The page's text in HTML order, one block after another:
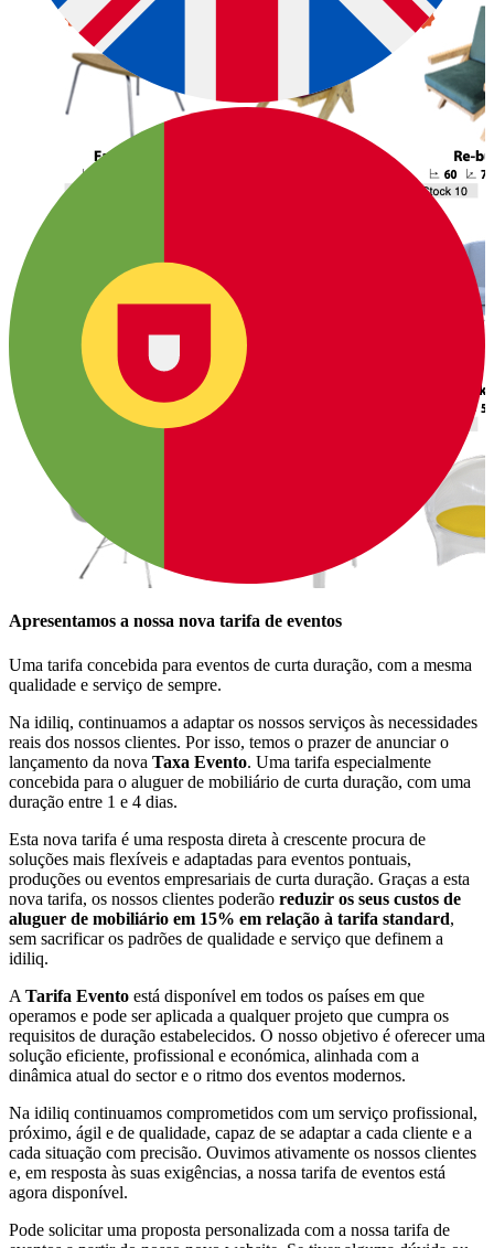
Apresentamos a nossa nova tarifa de eventos
Uma tarifa concebida para eventos de curta duração, com a mesma
qualidade e serviço de sempre.
Na idiliq, continuamos a adaptar os nossos serviços às necessidades
reais dos nossos clientes. Por isso, temos o prazer de anunciar o
lançamento da nova Taxa Evento. Uma tarifa especialmente
concebida para o aluguer de mobiliário de curta duração, com uma
duração entre 1 e 4 dias.
Esta nova tarifa é uma resposta direta à crescente procura de
soluções mais flexíveis e adaptadas para eventos pontuais,
produções ou eventos empresariais de curta duração. Graças a esta
nova tarifa, os nossos clientes poderão reduzir os seus custos de
aluguer de mobiliário em 15% em relação à tarifa standard,
sem sacrificar os padrões de qualidade e serviço que definem a
idiliq.
A Tarifa Evento está disponível em todos os países em que
operamos e pode ser aplicada a qualquer projeto que cumpra os
requisitos de duração estabelecidos. O nosso objetivo é oferecer uma
solução eficiente, profissional e económica, alinhada com a
dinâmica atual do sector e o ritmo dos eventos modernos.
Na idiliq continuamos comprometidos com um serviço profissional,
próximo, ágil e de qualidade, capaz de se adaptar a cada cliente e a
cada situação com precisão. Ouvimos ativamente os nossos clientes
e, em resposta às suas exigências, a nossa tarifa de eventos está
agora disponível.
Pode solicitar uma proposta personalizada com a nossa tarifa de